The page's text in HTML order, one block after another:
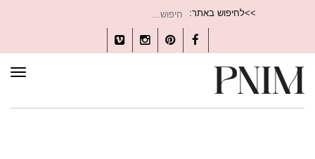
>>לחיפוש באתר:
עבור:
Facebook
Pinterest
Instagram
Vimeo